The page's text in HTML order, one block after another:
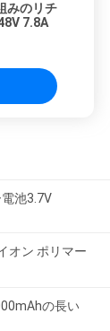
みのリチ
7.8A
池3.7V
オン ポリマー
の長い